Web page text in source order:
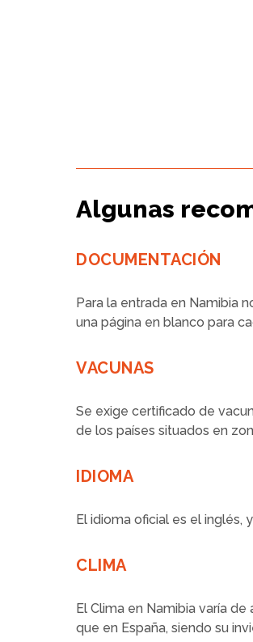
Algunas
DOCUMENTACIÓN
Para la entrada en Namibia
una página en blanco para
VACUNAS
Se exige certificado de
de los países situados en
IDIOMA
El idioma oficial es el inglés,
CLIMA
El Clima en Namibia varía
que en España, siendo su